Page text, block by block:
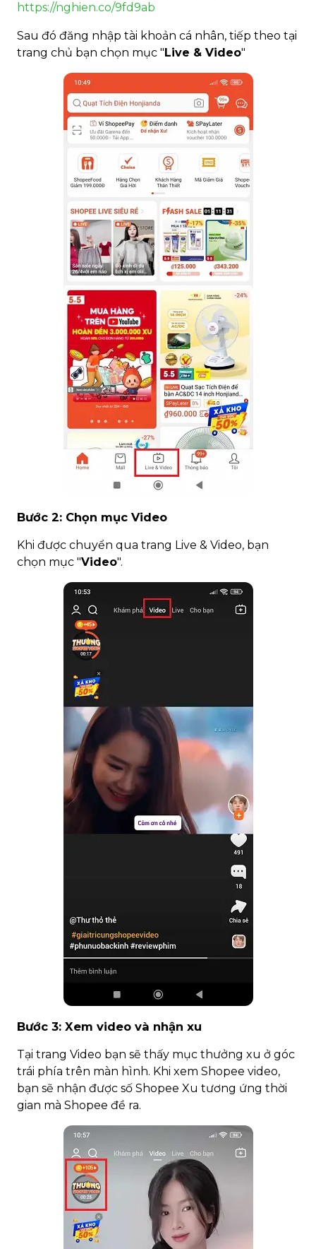
https://nghien.co/9fd9ab
Sau đó đăng nhập tài khoản cá nhân, tiếp theo tại
trang chủ bạn chọn mục " Live & Video"
Bước 2: Chọn mục Video
Khi được chuyển qua trang Live & Video, bạn
chọn mục "Video".
Bước 3: Xem video và nhận xu
Tại trang Video bạn sẽ thấy mục thưởng xu ở góc
trái phía trên màn hình. Khi xem Shopee video,
bạn sẽ nhận được số Shopee Xu tương ứng thời
gian mà Shopee đề ra.